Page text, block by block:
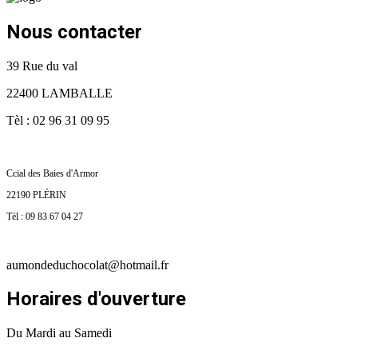
Nous contacter
39 Rue du val
22400 LAMBALLE
Tèl : 02 96 31 09 95
Ccial des Baies d'Armor
22190 PLÉRIN
Tèl : 09 83 67 04 27
aumondeduchocolat@hotmail.fr
Horaires d'ouverture
Du Mardi au Samedi